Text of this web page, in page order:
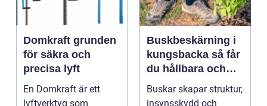
Domkraft grunden
för säkra och
precisa lyft
En Domkraft är ett
lyftverktyg som
Buskbeskärning i
kungsbacka så får
du hållbara och
vackra buskar året
runt
Buskar skapar struktur,
insynsskydd och